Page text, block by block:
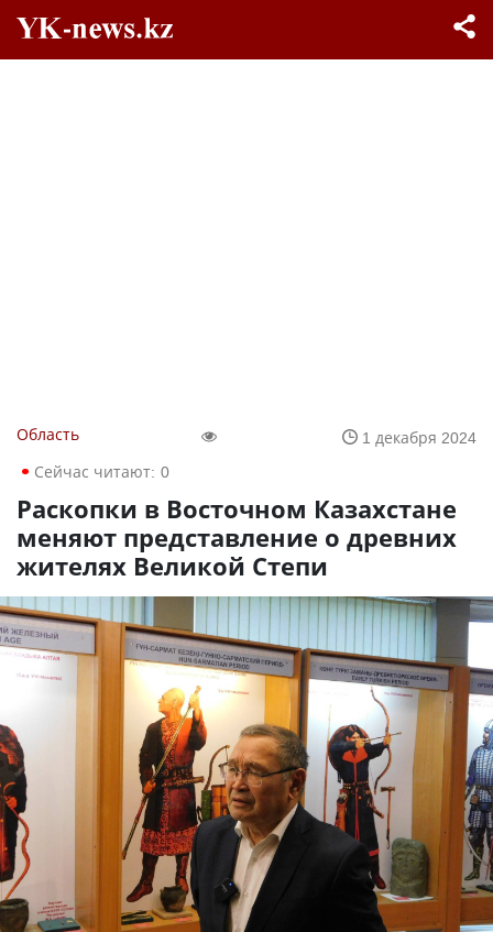
Область
1 декабря 2024
Сейчас читают: 0
Раскопки в Восточном Казахстане
меняют представление о древних
жителях Великой Степи